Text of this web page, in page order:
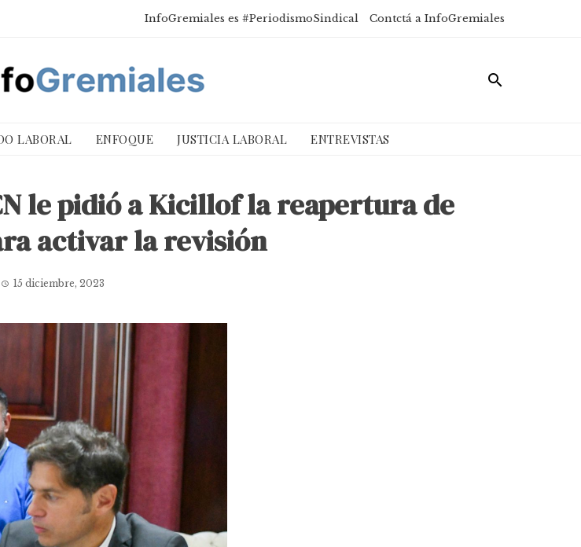
InfoGremiales es #PeriodismoSindical Contctá a InfoGremiales
LABORAL ENFOQUE JUSTICIA LABORAL ENTREVISTAS
le pidió a Kicillof la reapertura de
activar la revisión
15 diciembre, 2023